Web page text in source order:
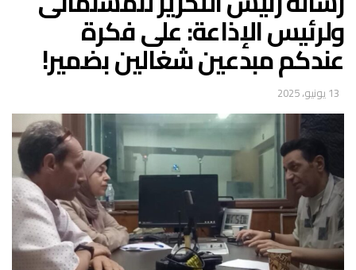
ولرئيس الإذاعة: على فكرة
عندكم مبدعين شغالين بضمير!
13 يونيو، 2025